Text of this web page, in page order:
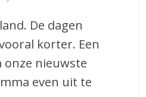
De dagen
korter. Een
onze nieuwste
even uit te